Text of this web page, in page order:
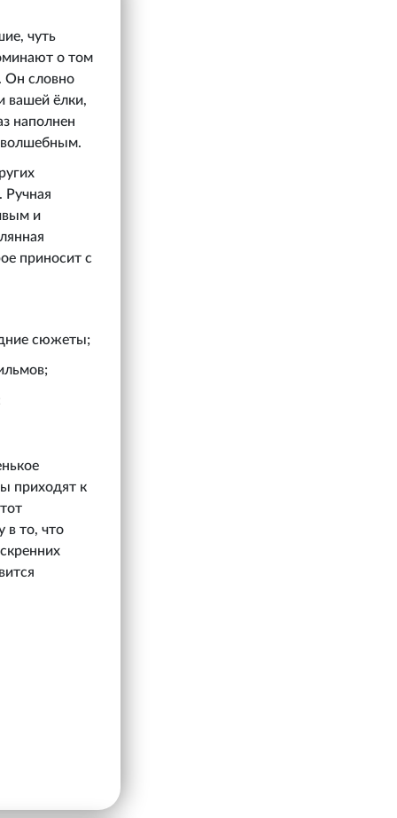
чуть
о том
Он словно
вашей ёлки,
наполнен
волшебным.
Ручная
и
приносит с
сюжеты;
приходят к
в то, что